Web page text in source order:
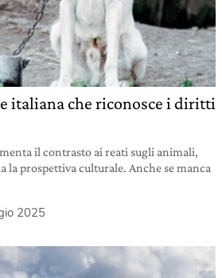
italiana che riconosce i diritti
il contrasto ai reati sugli animali,
la prospettiva culturale. Anche se manca
2025